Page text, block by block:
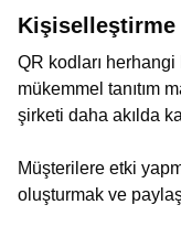
Kişiselleştirme
QR kodları
mükemmel tanıtım
şirketi daha akılda
Müşterilere etki
oluşturmak ve